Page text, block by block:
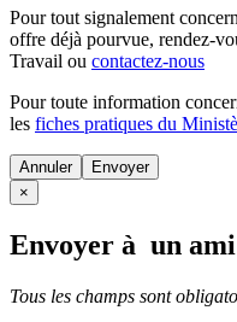
Pour tout signalement
offre déjà pourvue, rendez-
Travail ou contactez-nous
Pour toute information
les fiches pratiques du
Annuler
×
Envoyer à un ami
Tous les champs sont